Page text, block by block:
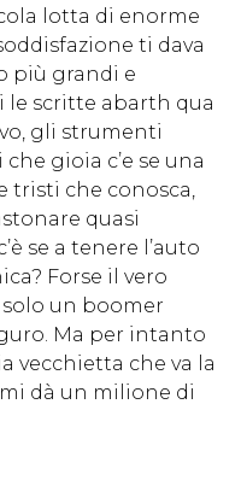
lotta di enorme
ti dava
più grandi e
le scritte abarth qua
gli strumenti
gioia c’e se una
tristi che conosca,
quasi
se a tenere l’auto
Forse il vero
un boomer
Ma per intanto
vecchietta che va la
dà un milione di